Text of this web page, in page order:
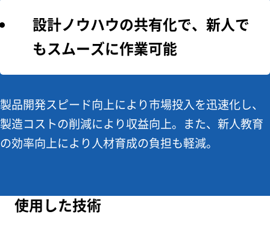
設計ノウハウの共有化で、新人で
もスムーズに作業可能
製品開発スピード向上により市場投入を迅速化し、
製造コストの削減により収益向上。また、新人教育
の効率向上により人材育成の負担も軽減。
使用した技術